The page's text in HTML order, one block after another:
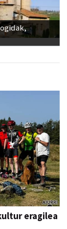
eragilea